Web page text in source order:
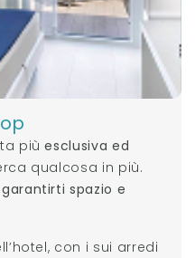
piùesclusiva ed
qualcosa in più.
spazio e
con i sui arredi